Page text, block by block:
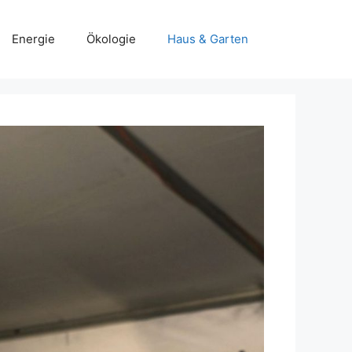
Energie Ökologie Haus & Garten